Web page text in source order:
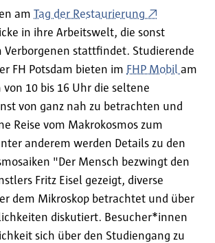
am Tag der Restaurierung
in ihre Arbeitswelt, die sonst
Verborgenen stattfindet. Studierende
FH Potsdam bieten im FHP Mobil am
von 10 bis 16 Uhr die seltene
von ganz nah zu betrachten und
Reise vom Makrokosmos zum
anderem werden Details zu den
"Der Mensch bezwingt den
Fritz Eisel gezeigt, diverse
dem Mikroskop betrachtet und über
diskutiert. Besucher*innen
sich über den Studiengang zu